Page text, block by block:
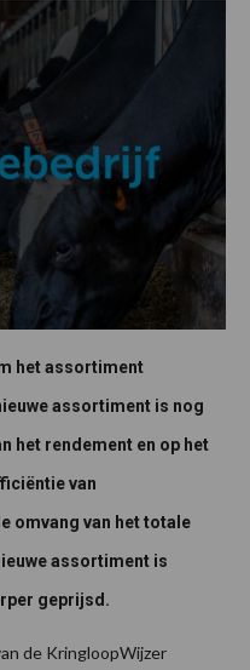
het assortiment
assortiment is nog
het rendement en op het
van
omvang van het totale
assortiment is
geprijsd.
de KringloopWijzer